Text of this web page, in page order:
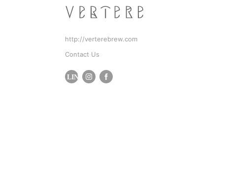
http://verterebrew.com
Contact Us